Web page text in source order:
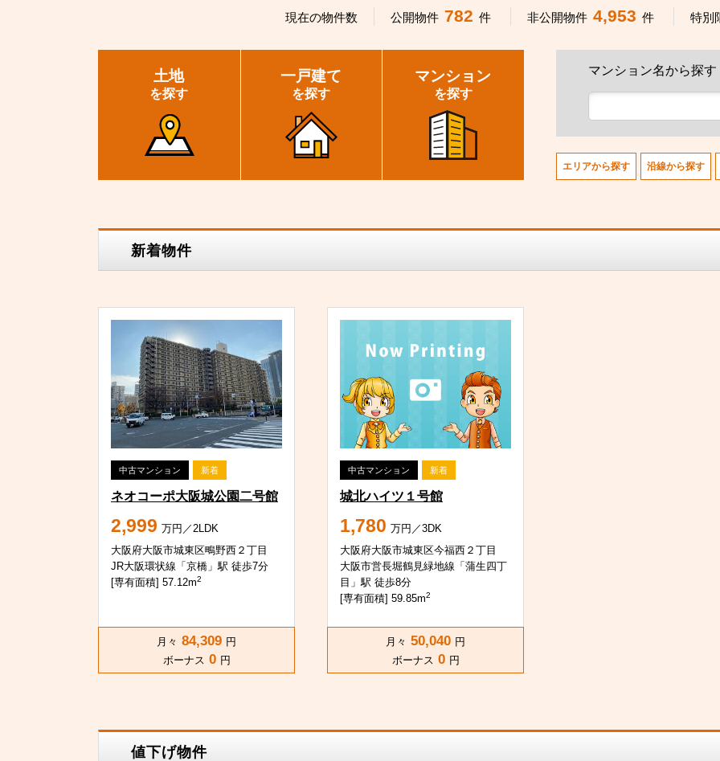
現在の物件数 公開物件 782 件 非公開物件 4,953 件 特別
土地
を探す
一戸建て
を探す
マンション
を探す
マンション名から探す
エリアから探す 沿線から探す
新着物件
中古マンション 新着
ネオコーポ大阪城公園二号館
2,999 万円／2LDK
大阪府大阪市城東区鴫野西２丁目
JR大阪環状線「京橋」駅 徒歩7分
[専有面積] 57.12m2
月々 84,309 円
ボーナス 0 円
中古マンション 新着
城北ハイツ１号館
1,780 万円／3DK
大阪府大阪市城東区今福西２丁目
大阪市営長堀鶴見緑地線「蒲生四丁
目」駅 徒歩8分
[専有面積] 59.85m2
月々 50,040 円
ボーナス 0 円
値下げ物件